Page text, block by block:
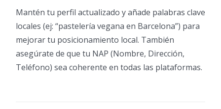
Mantén tu perfil actualizado y añade palabras clave
locales (ej: “pastelería vegana en Barcelona”) para
mejorar tu posicionamiento local. También
asegúrate de que tu NAP (Nombre, Dirección,
Teléfono) sea coherente en todas las plataformas.